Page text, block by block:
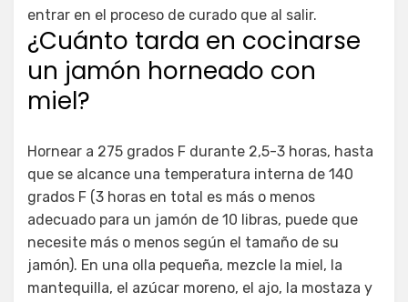
entrar en el proceso de curado que al salir.
¿Cuánto tarda en cocinarse
un jamón horneado con
miel?
Hornear a 275 grados F durante 2,5-3 horas, hasta
que se alcance una temperatura interna de 140
grados F (3 horas en total es más o menos
adecuado para un jamón de 10 libras, puede que
necesite más o menos según el tamaño de su
jamón). En una olla pequeña, mezcle la miel, la
mantequilla, el azúcar moreno, el ajo, la mostaza y